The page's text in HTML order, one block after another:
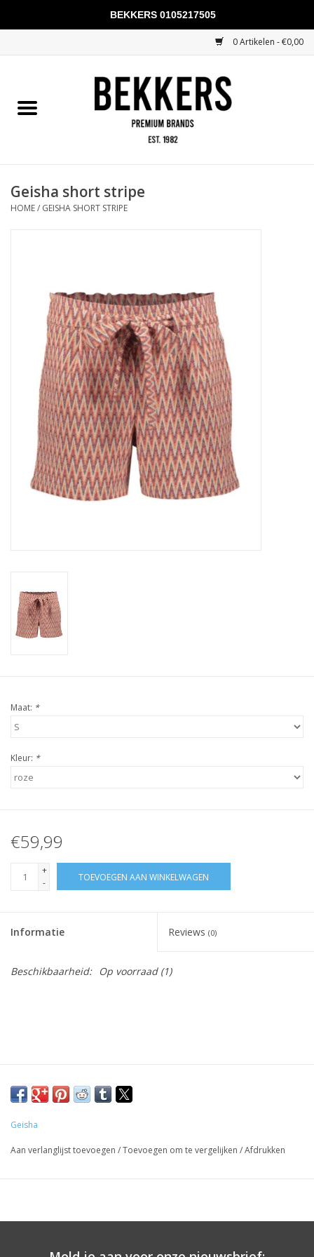
0 Artikelen - €0,00
Mannen
KADOBONNEN
Geisha short stripe
HOME/ GEISHA SHORT STRIPE
Maat: *
Kleur: *
€59,99
+
-
TOEVOEGEN AAN WINKELWAGEN
Informatie Reviews (0)
Beschikbaarheid: Op voorraad(1)
Geisha
Aan verlanglijst toevoegen /Toevoegen om te vergelijken /Afdrukken
BEKKERS 0105217505